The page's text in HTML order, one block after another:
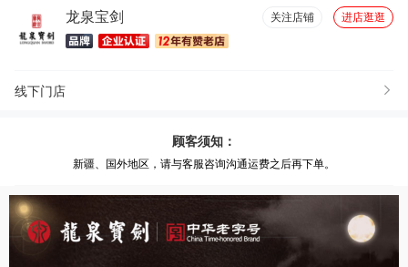
龙泉宝剑 关注店铺 进店逛逛
线下门店
顾客须知：
新疆、国外地区，请与客服咨询沟通运费之后再下单。